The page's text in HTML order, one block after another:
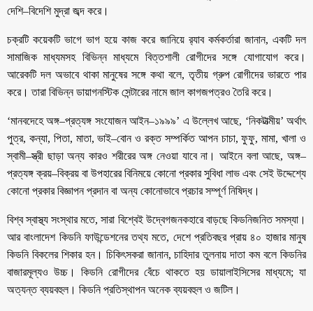
দেশি–বিদেশি মুদ্রা জব্দ করে।
চক্রটি কয়েকটি ভাগে ভাগ হয়ে কাজ করে জানিয়ে র‌্যাব কর্মকর্তারা জানান, একটি দল
সামাজিক মাধ্যমসহ বিভিন্ন মাধ্যমে বিত্তশালী রোগীদের সঙ্গে যোগাযোগ করে।
আরেকটি দল অভাবে থাকা মানুষের সঙ্গে কথা বলে, তৃতীয় গ্রুপ রোগীদের ভারতে পার
করে। তারা বিভিন্ন ডায়াগনস্টিক সেন্টারের নামে জাল কাগজপত্রও তৈরি করে।
‘মানবদেহে অঙ্গ–প্রত্যঙ্গ সংযোজন আইন–১৯৯৯’ এ উল্লেখ আছে, ‘নিকটাত্মীয়’ অর্থাৎ
পুত্র, কন্যা, পিতা, মাতা, ভাই–বোন ও রক্ত সম্পর্কিত আপন চাচা, ফুফু, মামা, খালা ও
স্বামী–স্ত্রী ছাড়া অন্য কারও শরীরের অঙ্গ নেওয়া যাবে না। আইনে বলা আছে, অঙ্গ–
প্রত্যঙ্গ ক্রয়–বিক্রয় বা উপহারের বিনিময়ে কোনো প্রকার সুবিধা লাভ এবং সেই উদ্দেশ্যে
কোনো প্রকার বিজ্ঞাপন প্রদান বা অন্য কোনোভাবে প্রচার সম্পূর্ণ নিষিদ্ধ।
বিশ্ব স্বাস্থ্য সংস্থার মতে, সারা বিশ্বেই উদ্বেগজনকহারে বাড়ছে কিডনিজনিত সমস্যা।
আর বাংলাদেশ কিডনি ফাউন্ডেশনের তথ্য মতে, দেশে প্রতিবছর প্রায় ৪০ হাজার মানুষ
কিডনি বিকলের শিকার হন। চিকিৎসকরা জানান, চাহিদার তুলনায় দাতা কম বলে কিডনির
বাজারমূল্যও উচ্চ। কিডনি রোগীদের বেঁচে থাকতে হয় ডায়ালাইসিসের মাধ্যমে; যা
অত্যন্ত ব্যয়বহুল। কিডনি প্রতিস্থাপন অনেক ব্যয়বহুল ও জটিল।